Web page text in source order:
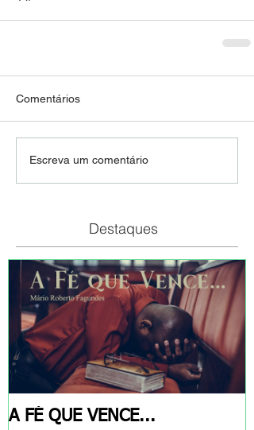
Comentários
Escreva um comentário
Destaques
A FÉ QUE VENCE...